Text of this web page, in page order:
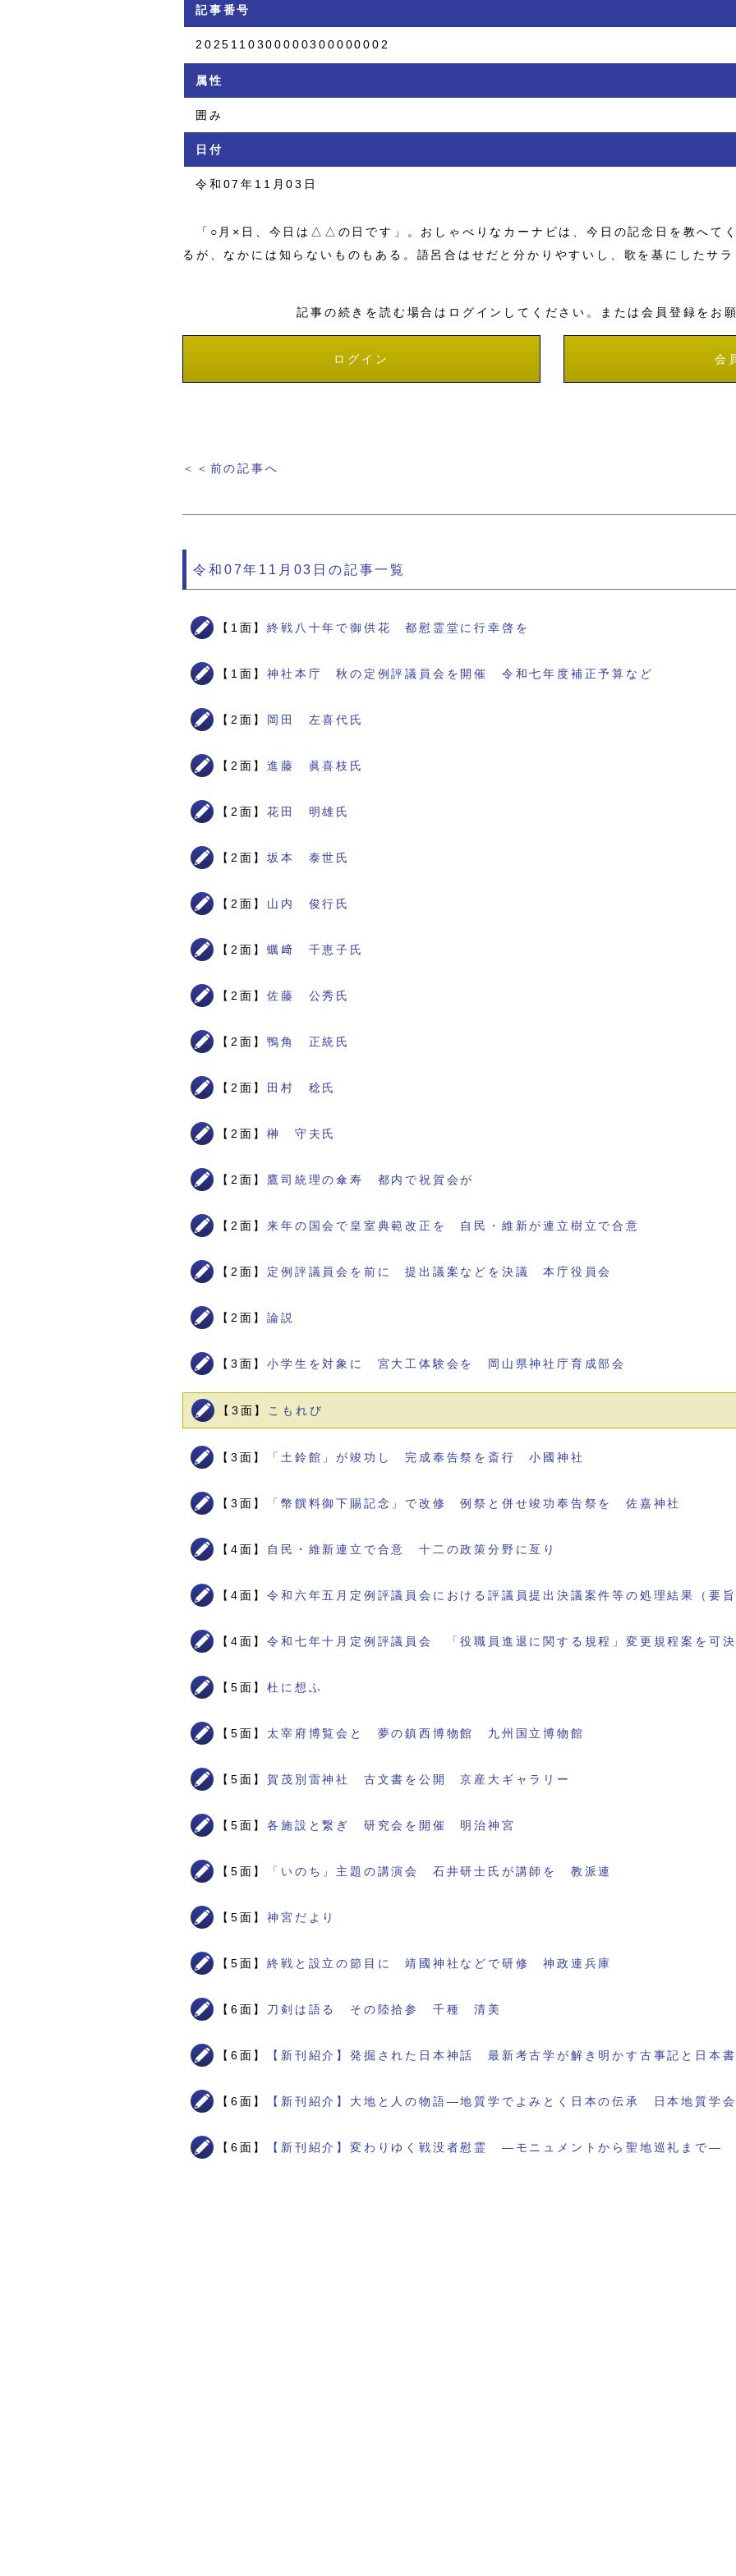
記事番号
2025110300000300000002
属性
囲み
日付
令和07年11月03日
「○月×日、今日は△△の日です」。おしゃべりなカーナビは、今日の記念日を教へて
るが、なかには知らないものもある。語呂合はせだと分かりやすいし、歌を基にしたサ
記事の続きを読む場合はログインしてください。または会員登録をお
ログイン 会
＜＜前の記事へ
令和07年11月03日の記事一覧
【1面】終戦八十年で御供花 都慰霊堂に行幸啓を
【1面】神社本庁 秋の定例評議員会を開催 令和七年度補正予算など
【2面】 岡田 左喜代氏
【2面】進藤 眞喜枝氏
【2面】花田 明雄氏
【2面】坂本 泰世氏
【2面】 山内 俊行氏
【2面】蠣﨑 千恵子氏
【2面】佐藤 公秀氏
【2面】鴨角 正統氏
【2面】 田村 稔氏
【2面】榊 守夫氏
【2面】 鷹司統理の傘寿 都内で祝賀会が
【2面】来年の国会で皇室典範改正を 自民・維新が連立樹立で合意
【2面】 定例評議員会を前に 提出議案などを決議 本庁役員会
【2面】論説
【3面】小学生を対象に 宮大工体験会を 岡山県神社庁育成部会
【3面】 こもれび
【3面】 「土鈴館」が竣功し 完成奉告祭を斎行 小國神社
【3面】 「幣饌料御下賜記念」で改修 例祭と併せ竣功奉告祭を 佐嘉神社
【4面】 自民・維新連立で合意 十二の政策分野に亙り
【4面】令和六年五月定例評議員会における評議員提出決議案件等の処理結果（要旨
【4面】令和七年十月定例評議員会 「役職員進退に関する規程」変更規程案を可決
【5面】杜に想ふ
【5面】 太宰府博覧会と 夢の鎮西博物館 九州国立博物館
【5面】賀茂別雷神社 古文書を公開 京産大ギャラリー
【5面】各施設と繋ぎ 研究会を開催 明治神宮
【5面】 「いのち」主題の講演会 石井研士氏が講師を 教派連
【5面】神宮だより
【5面】終戦と設立の節目に 靖國神社などで研修 神政連兵庫
【6面】 刀剣は語る その陸拾参 千種 清美
【6面】 【新刊紹介】発掘された日本神話 最新考古学が解き明かす古事記と日本
【6面】 【新刊紹介】大地と人の物語―地質学でよみとく日本の伝承 日本地質学会
【6面】 【新刊紹介】変わりゆく戦没者慰霊 ―モニュメントから聖地巡礼まで―